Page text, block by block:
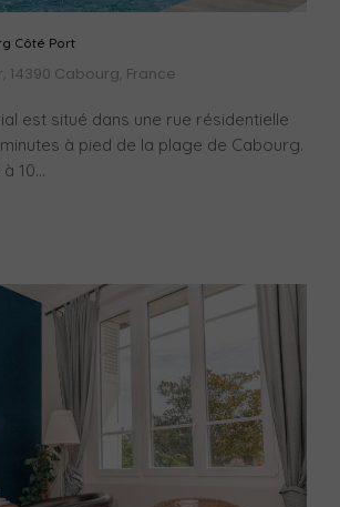
Côté Port
14390 Cabourg, France
est situé dans une rue résidentielle
à pied de la plage de Cabourg.
10...